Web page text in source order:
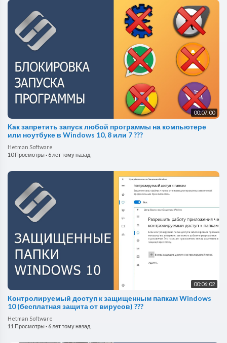
00:07:00
Как запретить запуск любой программы на компьютере
или ноутбуке в Windows 10, 8 или 7 ???
Hetman Software
10 Просмотры· 6 лет тому назад
00:06:02
Контролируемый доступ к защищенным папкам Windows
10 (бесплатная защита от вирусов) ??️?️
Hetman Software
11 Просмотры· 6 лет тому назад